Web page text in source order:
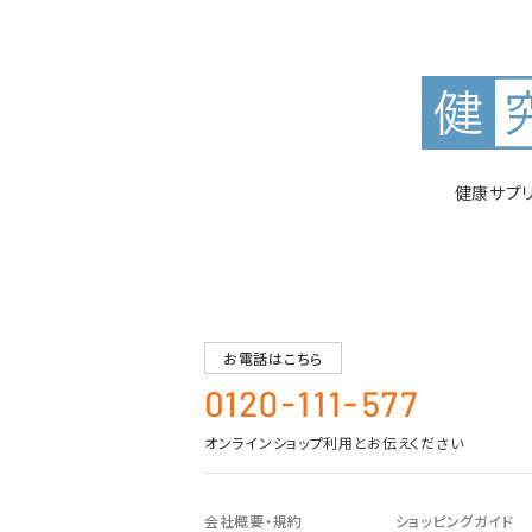
健康サプ
お電話はこちら
オンラインショップ利用とお伝えください
会社概要・規約 ショッピングガイド